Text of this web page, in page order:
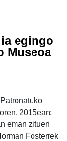
egingo
Museoa
2015ean;
eman zituen
Fosterrek